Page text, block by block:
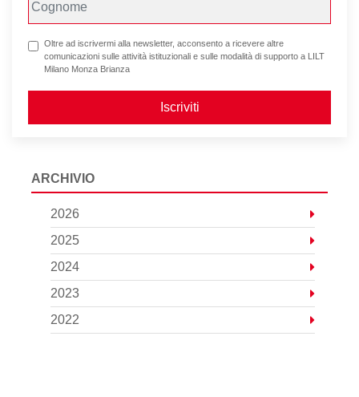
Oltre ad iscrivermi alla newsletter, acconsento a ricevere altre
comunicazioni sulle attività istituzionali e sulle modalità di supporto a LILT
Milano Monza Brianza
Iscriviti
ARCHIVIO
2026
2025
2024
2023
2022